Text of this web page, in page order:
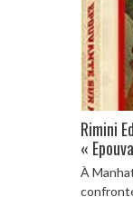
Rimini
«
À